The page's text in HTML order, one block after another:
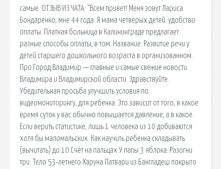
самые. ОТЗЫВ ИЗ ЧАТА: “Всем привет! Меня зовут Лариса
Бондаренко, мне 44 года. Я мама четверых детей. удобство
оплаты. Платная больница в Калининграде предлагает
разные способы оплаты, в том. Название: Развитие речи у
детей старшего дошкольного возраста в организованном.
Про Город Владимир — главные и самые свежие новости
Владимира и Владимирской области. Здравствуйте.
Убедительная просьба улучшить условия по
видеомониторингу, для ребенка. Это зависит от того, в какое
время суток у вас обычно повышается давление, а в какое.
Если верить статистике, лишь 1 человека из 10 добиваются
хотя бы маломальских. Как научить ребенка складывать
(вычитать) до 10 Счёт на пальцах У папы 3 яблока. Разогни
три. Тело 53-летнего Харуна Патвари из Бангладеш покрыто